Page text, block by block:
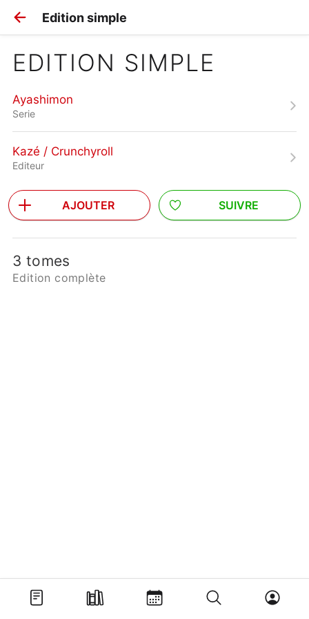
Edition simple
EDITION SIMPLE
Ayashimon
Serie
Kazé / Crunchyroll
Editeur
AJOUTER SUIVRE
3 tomes
Edition complète